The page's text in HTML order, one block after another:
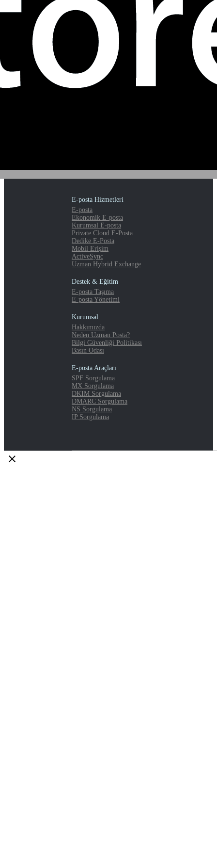
E-posta Hizmetleri
E-posta
Ekonomik E-posta
Kurumsal E-posta
Private Cloud E-Posta
Dedike E-Posta
Mobil Erişim
ActiveSync
Uzman Hybrid Exchange
Destek & Eğitim
E-posta Taşıma
E-posta Yönetimi
Kurumsal
Hakkımızda
Neden Uzman Posta?
Bilgi Güvenliği Politikası
Basın Odası
E-posta Araçları
SPF Sorgulama
MX Sorgulama
DKIM Sorgulama
DMARC Sorgulama
NS Sorgulama
IP Sorgulama